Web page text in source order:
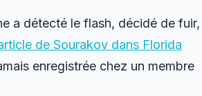
a détecté le flash, décidé de fuir,
de Sourakov dans Florida
enregistrée chez un membre